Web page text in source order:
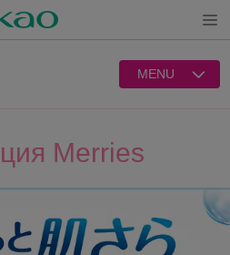
MENU
Merries